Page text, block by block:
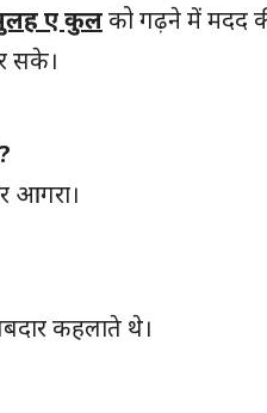
ए कुलको गढ़ने में मदद
सके।
आगरा।
कहलाते थे।